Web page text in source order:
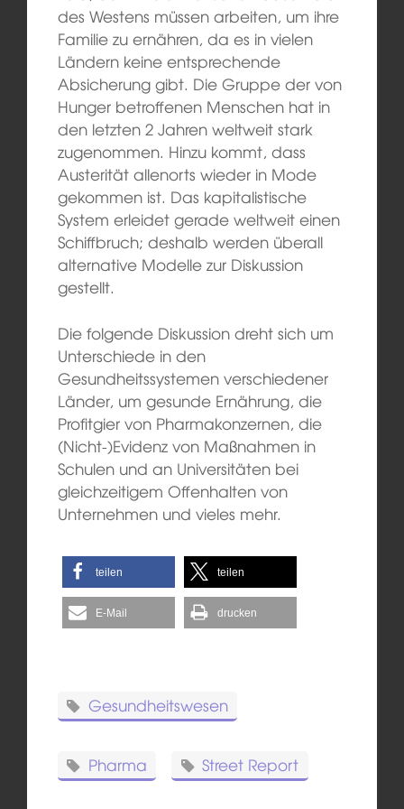
des Westens müssen arbeiten, um ihre
Familie zu ernähren, da es in vielen
Ländern keine entsprechende
Absicherung gibt. Die Gruppe der von
Hunger betroffenen Menschen hat in
den letzten 2 Jahren weltweit stark
zugenommen. Hinzu kommt, dass
Austerität allenorts wieder in Mode
gekommen ist. Das kapitalistische
System erleidet gerade weltweit einen
Schiffbruch; deshalb werden überall
alternative Modelle zur Diskussion
gestellt.
Die folgende Diskussion dreht sich um
Unterschiede in den
Gesundheitssystemen verschiedener
Länder, um gesunde Ernährung, die
Profitgier von Pharmakonzernen, die
(Nicht-)Evidenz von Maßnahmen in
Schulen und an Universitäten bei
gleichzeitigem Offenhalten von
Unternehmen und vieles mehr.
teilen teilen
E-Mail drucken
Gesundheitswesen
Pharma Street Report